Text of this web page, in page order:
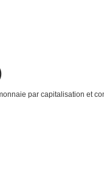
par capitalisation et